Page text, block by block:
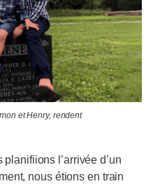
et Henry, rendent
l’arrivée d’un
nous étions en train